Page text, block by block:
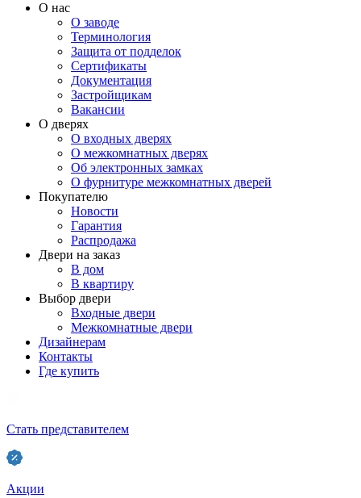
О нас
О заводе
Терминология
Защита от подделок
Сертификаты
Документация
Застройщикам
Вакансии
О дверях
О входных дверях
О межкомнатных дверях
Об электронных замках
О фурнитуре межкомнатных дверей
Покупателю
Новости
Гарантия
Распродажа
Двери на заказ
В дом
В квартиру
Выбор двери
Входные двери
Межкомнатные двери
Дизайнерам
Контакты
Где купить
Стать представителем
Акции